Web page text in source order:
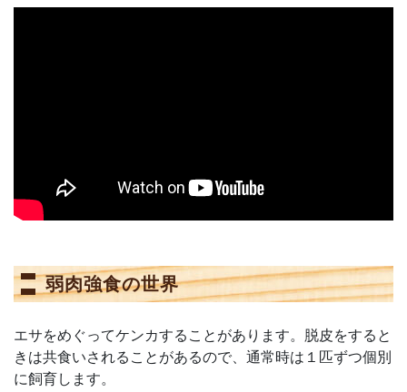
弱肉強食の世界
エサをめぐってケンカすることがあります。脱皮をすると
きは共食いされることがあるので、通常時は１匹ずつ個別
に飼育します。